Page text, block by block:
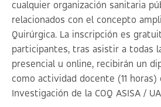
cualquier organización sanitaria
relacionados con el concepto
Quirúrgica. La inscripción es
participantes, tras asistir a todas
presencial u online, recibirán un
como actividad docente (11
Investigación de la COQ ASISA /